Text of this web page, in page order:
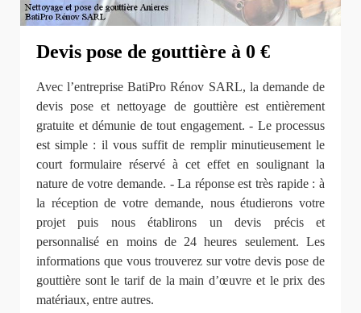
Devis pose de gouttière à 0 €
Avec l’entreprise BatiPro Rénov SARL, la demande de
devis pose et nettoyage de gouttière est entièrement
gratuite et démunie de tout engagement. - Le processus
est simple : il vous suffit de remplir minutieusement le
court formulaire réservé à cet effet en soulignant la
nature de votre demande. - La réponse est très rapide : à
la réception de votre demande, nous étudierons votre
projet puis nous établirons un devis précis et
personnalisé en moins de 24 heures seulement. Les
informations que vous trouverez sur votre devis pose de
gouttière sont le tarif de la main d’œuvre et le prix des
matériaux, entre autres.